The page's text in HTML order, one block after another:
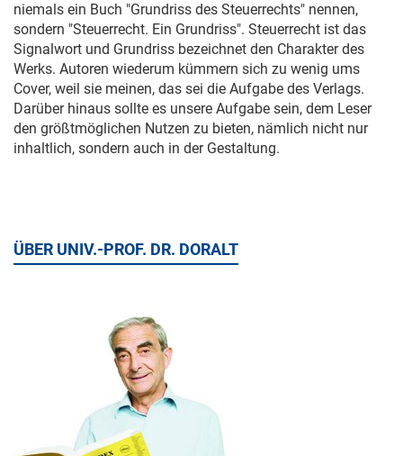
niemals ein Buch "Grundriss des Steuerrechts" nennen,
sondern "Steuerrecht. Ein Grundriss". Steuerrecht ist das
Signalwort und Grundriss bezeichnet den Charakter des
Werks. Autoren wiederum kümmern sich zu wenig ums
Cover, weil sie meinen, das sei die Aufgabe des Verlags.
Darüber hinaus sollte es unsere Aufgabe sein, dem Leser
den größtmöglichen Nutzen zu bieten, nämlich nicht nur
inhaltlich, sondern auch in der Gestaltung.
ÜBER UNIV.-PROF. DR. DORALT